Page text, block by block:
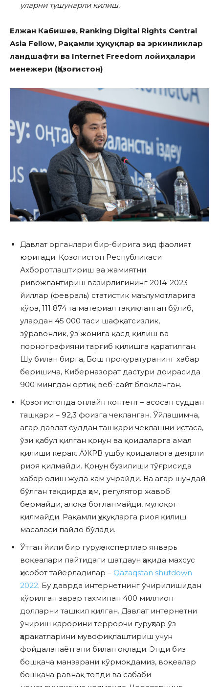
уларни тушунарли қилиш.
Елжан Кабишев, Ranking Digital Rights Central
Asia Fellow, Рақамли ҳуқуқлар ва эркинликлар
ландшафти ва Internet Freedom лойиҳалари
менежери (Қозоғистон)
Давлат органлари бир-бирига зид фаолият
юритади. Қозоғистон Республикаси
Ахборотлаштириш ва жамиятни
ривожлантириш вазирлигининг 2014-2023
йиллар (февраль) статистик маълумотларига
кўра, 111 874 та материал тақиқланган бўлиб,
улардан 45 000 таси шафқатсизлик,
зўравонлик, ўз жонига қасд қилиш ва
порнографияни тарғиб қилишга қаратилган.
Шу билан бирга, Бош прокуратуранинг хабар
беришича, Киберназорат дастури доирасида
900 мингдан ортиқ веб-сайт блокланган.
Қозоғистонда онлайн контент – ​​асосан суддан
ташқари – 92,3 фоизга чекланган. Ўйлашимча,
агар давлат суддан ташқари чеклашни истаса,
ўзи қабул қилган қонун ва қоидаларга амал
қилиши керак. АЖРВ ушбу қоидаларга деярли
риоя қилмайди. Қонун бузилиши тўғрисида
хабар олиш жуда кам учрайди. Ва агар шундай
бўлган тақдирда ҳам, регулятор жавоб
бермайди, алоқа боғланмайди, мулоқот
қилмайди. Рақамли ҳуқуқларга риоя қилиш
масаласи пайдо бўлади.
Ўтган йили бир гуруҳ экспертлар январь
воқеалари пайтидаги шатдаун ҳақида махсус
ҳисобот тайёрладилар – Qazaqstan shutdown
2022. Бу даврда интернетнинг ўчирилишидан
кўрилган зарар тахминан 400 миллион
долларни ташкил қилган. Давлат интернетни
ўчириш қарорини террорчи гуруҳлар ўз
ҳаракатларини мувофиқлаштириш учун
фойдаланаётгани билан оқлади. Энди биз
бошқача манзарани кўрмоқдамиз, воқеалар
бошқача равнақ топди ва сабаби